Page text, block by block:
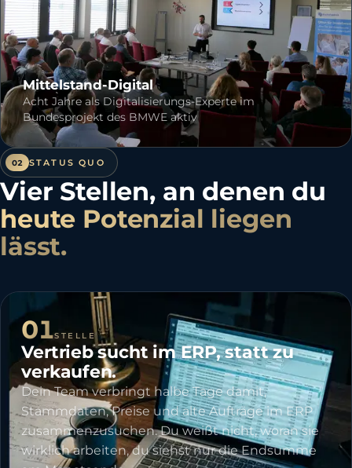
Mittelstand-Digital
Acht Jahre als Digitalisierungs-Experte im
Bundesprojekt des BMWE aktiv
02 STATUS QUO
Vier Stellen, an denen du
heute Potenzial liegen
lässt.
01STELLE
Vertrieb sucht im ERP, statt zu
verkaufen.
Dein Team verbringt halbe Tage damit,
Stammdaten, Preise und alte Aufträge im ERP
zusammenzusuchen. Du weißt nicht, woran sie
wirklich arbeiten, du siehst nur die Endsumme